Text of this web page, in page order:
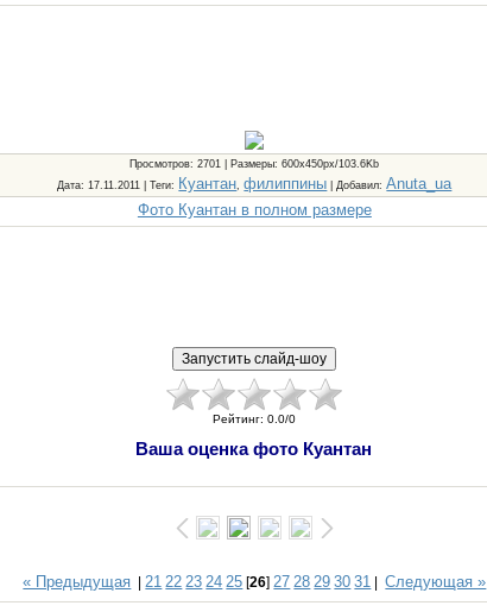
Просмотров: 2701 | Размеры: 600x450px/103.6Kb
Дата: 17.11.2011 |Теги: Куантан ,филиппины Добавил:Anuta_ua
Фото Куантан в полном размере
Рейтинг: 0.0/0
Ваша оценка фото Куантан
« Предыдущая | 21 22 23 24 25 [26] 27 28 29 30 31 |Следующая »